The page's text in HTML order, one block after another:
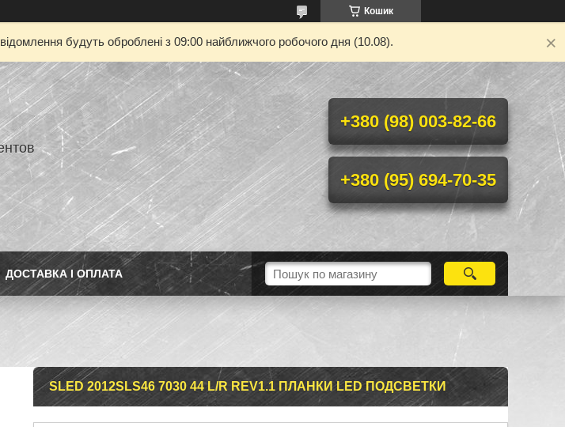
Кошик
будуть оброблені з 09:00 найближчого робочого дня (10.08).
+380 (98) 003-82-66
+380 (95) 694-70-35
ДОСТАВКА І ОПЛАТА
SLED 2012SLS46 7030 44 L/R REV1.1 ПЛАНКИ LED ПОДСВЕТКИ